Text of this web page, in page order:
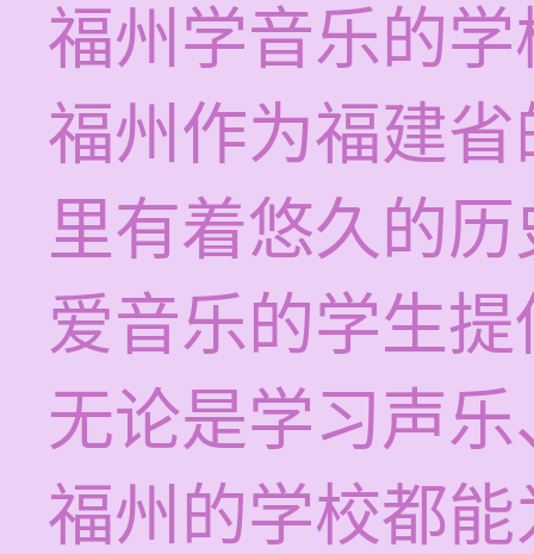
福州学音乐的
福州作为福建
里有着悠久的
爱音乐的学生
无论是学习声
福州的学校都